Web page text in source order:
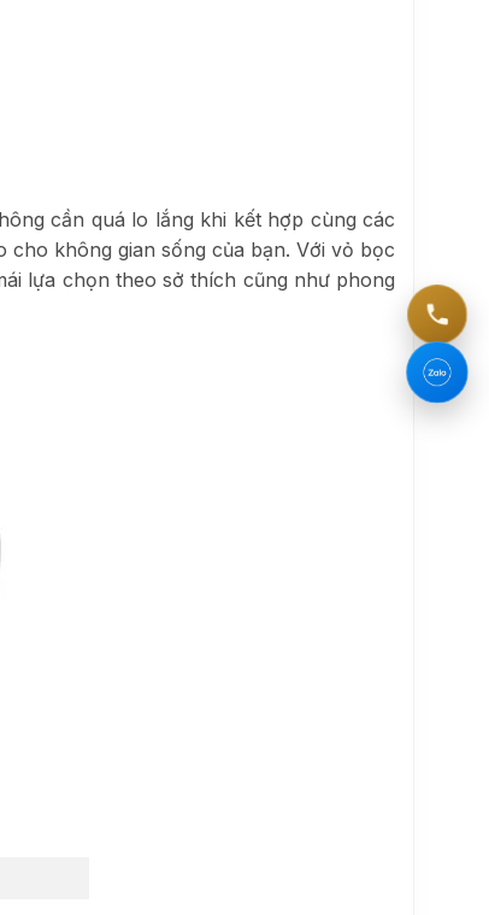
cần quá lo lắng khi kết hợp cùng các
cho không gian sống của bạn. Với vỏ bọc
lựa chọn theo sở thích cũng như phong